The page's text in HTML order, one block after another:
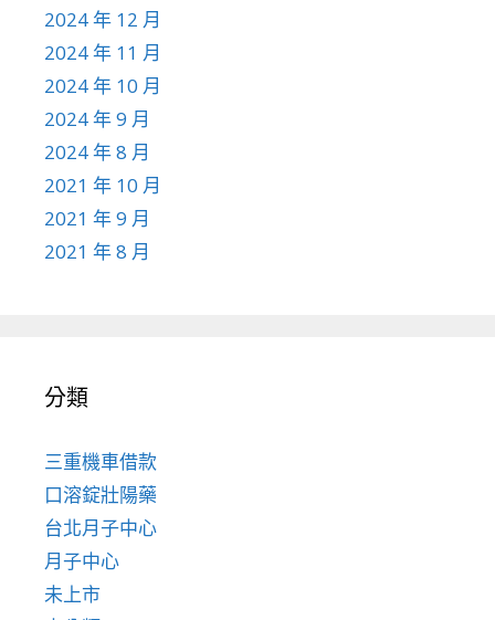
2024 年 12 月
2024 年 11 月
2024 年 10 月
2024 年 9 月
2024 年 8 月
2021 年 10 月
2021 年 9 月
2021 年 8 月
分類
三重機車借款
口溶錠壯陽藥
台北月子中心
月子中心
未上市